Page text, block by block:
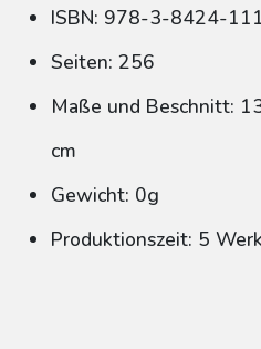
ISBN: 978-3-8424-
Seiten: 256
Maße und Beschnitt:
cm
Gewicht: 0g
Produktionszeit: 5